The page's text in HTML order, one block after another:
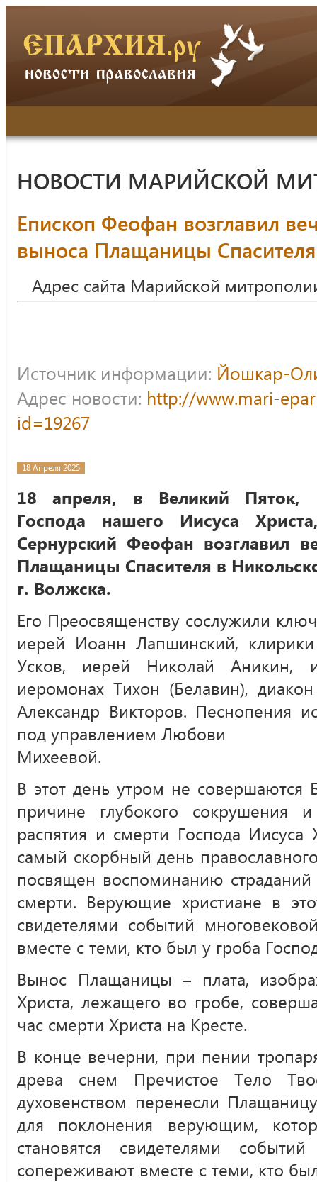
НОВОСТИ МАРИЙСКОЙ
Епископ Феофан возглавил
выноса Плащаницы Спасителя
Адрес сайта Марийской
Источник информации: Йошкар-
Адрес новости: http://www.mari-
id=19267
18 Апреля 2025
18 апреля, в Великий Пяток,
Господа нашего Иисуса
Сернурский Феофан возглавил
Плащаницы Спасителя в
г. Волжска.
Его Преосвященству сослужили
иерей Иоанн Лапшинский,
Усков, иерей Николай Аникин,
иеромонах Тихон (Белавин),
Александр Викторов. Песнопения
под управлением Любови
Михеевой.
В этот день утром не совершаются
причине глубокого сокрушения
распятия и смерти Господа Иисуса
самый скорбный день
посвящен воспоминанию
смерти. Верующие христиане в
свидетелями событий
вместе с теми, кто был у гроба
Вынос Плащаницы – плата,
Христа, лежащего во гробе,
час смерти Христа на Кресте.
В конце вечерни, при пении
древа снем Пречистое Тело
духовенством перенесли
для поклонения верующим,
становятся свидетелями
сопереживают вместе с теми, кто